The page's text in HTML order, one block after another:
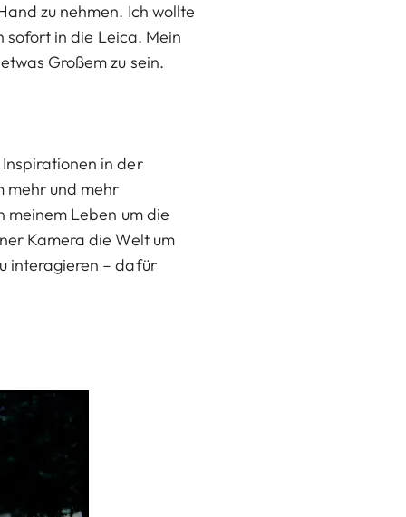
zu nehmen. Ich wollte
sofort in die Leica. Mein
Großem zu sein.
in der
mehr und mehr
meinem Leben um die
Kamera die Welt um
interagieren – dafür